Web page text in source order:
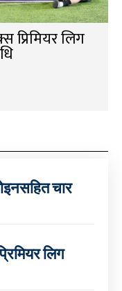
प्रिमियर लिग
चार
लिग